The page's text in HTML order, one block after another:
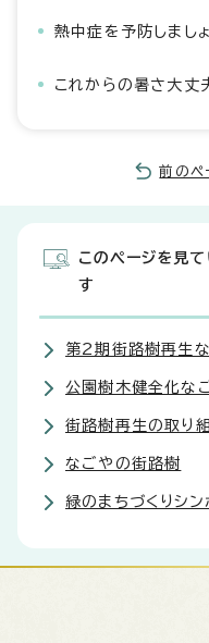
熱中症を予防しまし
これからの暑さ大丈
前のペ
このページを見
す
第2期街路樹再生
公園樹木健全化な
街路樹再生の取り
なごやの街路樹
緑のまちづくりシ